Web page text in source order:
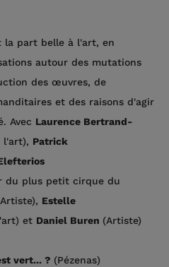
la part belle à l'art, en
autour des mutations
des œuvres, de
et des raisons d'agir
Avec Laurence Bertrand-
l'art), Patrick
du plus petit cirque du
Estelle
et Daniel Buren (Artiste)
vert... ? (Pézenas)